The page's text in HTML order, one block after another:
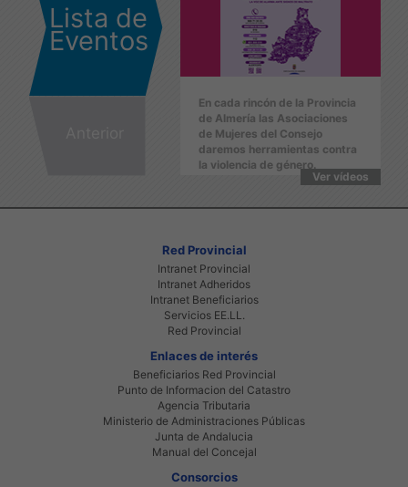
Lista de
Eventos
En cada rincón de la Provincia
de Almería las Asociaciones
de Mujeres del Consejo
daremos herramientas contra
la violencia de género.
Ver vídeos
Red Provincial
Intranet Provincial
Intranet Adheridos
Intranet Beneficiarios
Servicios EE.LL.
Red Provincial
Enlaces de interés
Beneficiarios Red Provincial
Punto de Informacion del Catastro
Agencia Tributaria
Ministerio de Administraciones Públicas
Junta de Andalucia
Manual del Concejal
Consorcios